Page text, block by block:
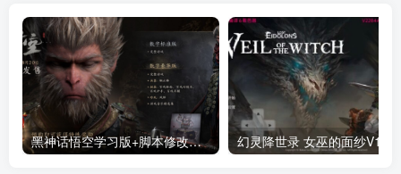
黑神话悟空学习版+脚本修改器+加综合资料 最新版